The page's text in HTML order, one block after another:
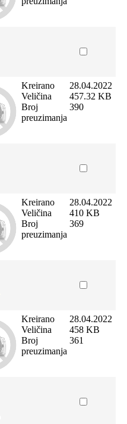
Kreirano
Veličina
Broj
preuzimanja
28.04.2022
457.32 KB
390
Kreirano
Veličina
Broj
preuzimanja
28.04.2022
410 KB
369
Kreirano
Veličina
Broj
preuzimanja
28.04.2022
458 KB
361